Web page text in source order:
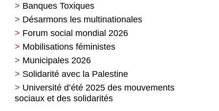
Banques Toxiques
Désarmons les multinationales
Forum social mondial 2026
Mobilisations féministes
Municipales 2026
Solidarité avec la Palestine
Université d’été 2025 des mouvements
sociaux et des solidarités